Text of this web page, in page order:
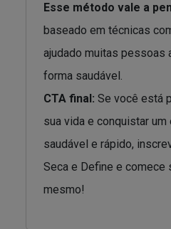
Esse método vale a
baseado em técnicas
ajudado muitas pessoas
forma saudável.
CTA final: Se você está
sua vida e conquistar
saudável e rápido,
Seca e Define e comece
mesmo!